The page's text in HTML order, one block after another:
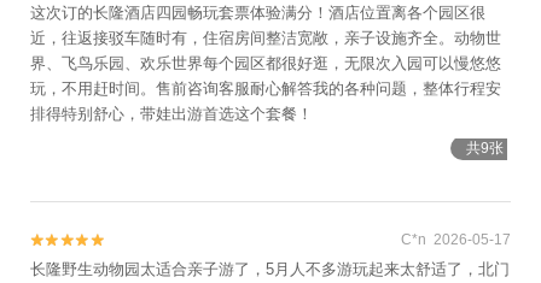
这次订的长隆酒店四园畅玩套票体验满分！酒店位置离各个园区很
近，往返接驳车随时有，住宿房间整洁宽敞，亲子设施齐全。动物世
界、飞鸟乐园、欢乐世界每个园区都很好逛，无限次入园可以慢悠悠
玩，不用赶时间。售前咨询客服耐心解答我的各种问题，整体行程安
排得特别舒心，带娃出游首选这个套餐！
共9张

 C*n 2026-05-17
长隆野生动物园太适合亲子游了，5月人不多游玩起来太舒适了，北门